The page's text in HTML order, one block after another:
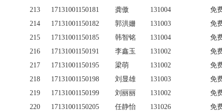
213
17131001150181 龚傲 131004
免
214
17131001150182 郭洪姗 131003
免
215
17131001150185 韩智铭 131004
免
216
17131001150191 李鑫玉 131002
免
217
17131001150195 梁萌 131002
免
218
17131001150198 刘显雄 131003
免
219
17131001150199 刘丽丽 131002
免
220
17131001150205 任静怡 131026
免